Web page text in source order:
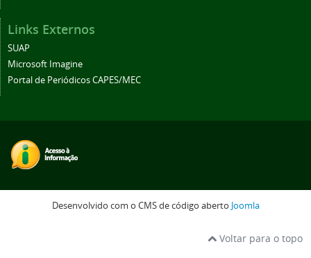
Links Externos
SUAP
Microsoft Imagine
Portal de Periódicos CAPES/MEC
Desenvolvido com o CMS de código aberto Joomla
Voltar para o topo